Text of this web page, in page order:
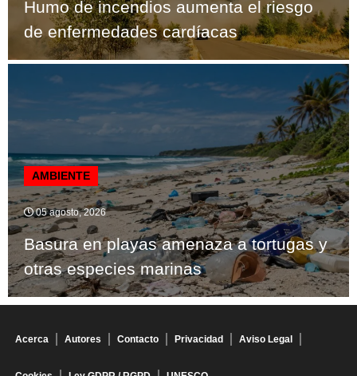
Humo de incendios aumenta el riesgo
de enfermedades cardíacas
AMBIENTE
05 agosto, 2026
Basura en playas amenaza a tortugas y
otras especies marinas
Acerca Autores Contacto Privacidad Aviso Legal